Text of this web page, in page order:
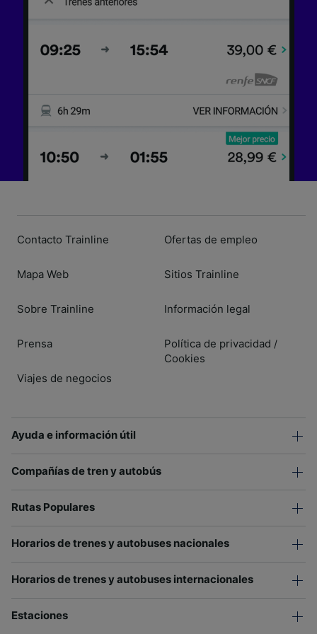
Contacto Trainline
Mapa Web
Sobre Trainline
Prensa
Viajes de negocios
Ofertas de empleo
Sitios Trainline
Información legal
Política de privacidad /
Cookies
Ayuda e información útil
Compañías de tren y autobús
Rutas Populares
Horarios de trenes y autobuses nacionales
Horarios de trenes y autobuses internacionales
Estaciones
contenido personalizados, medición de